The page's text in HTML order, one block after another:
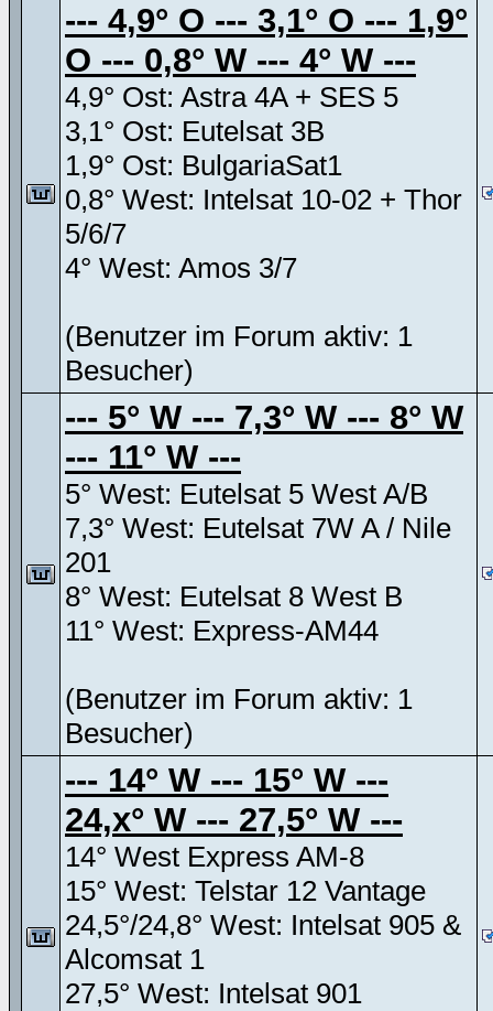
--- 4,9° O --- 3,1° O --- 1,9°
O --- 0,8° W --- 4° W ---
4,9° Ost: Astra 4A + SES 5
3,1° Ost: Eutelsat 3B
1,9° Ost: BulgariaSat1
0,8° West: Intelsat 10-02 + Thor
5/6/7
4° West: Amos 3/7
(Benutzer im Forum aktiv: 1
Besucher)
--- 5° W --- 7,3° W --- 8° W
--- 11° W ---
5° West: Eutelsat 5 West A/B
7,3° West: Eutelsat 7W A / Nile
201
8° West: Eutelsat 8 West B
11° West: Express-AM44
(Benutzer im Forum aktiv: 1
Besucher)
--- 14° W --- 15° W ---
24,x° W --- 27,5° W ---
14° West Express AM-8
15° West: Telstar 12 Vantage
24,5°/24,8° West: Intelsat 905 &
Alcomsat 1
27,5° West: Intelsat 901